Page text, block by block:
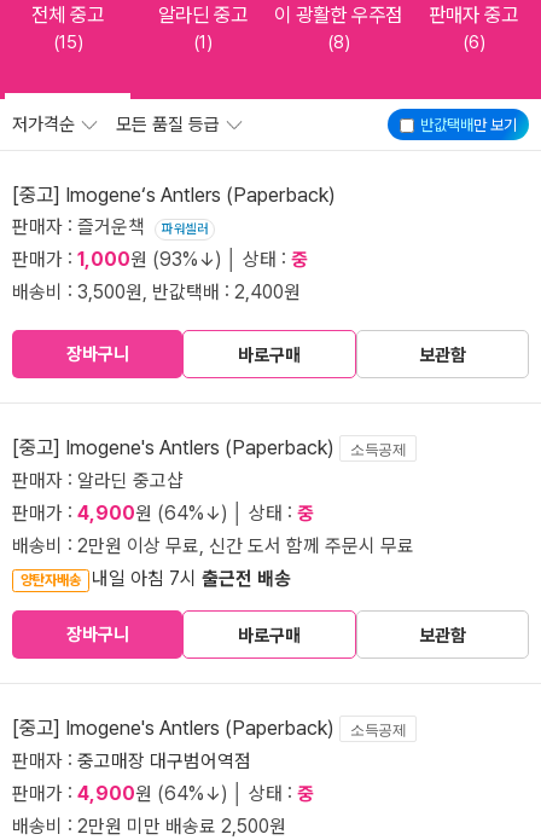
전체 중고
(15)
알라딘 중고
(1)
이 광활한 우주점
(8)
판매자 중고
(6)
반값택배만 보기
저가격순 모든 품질 등급
[중고] Imogene‘s Antlers (Paperback)
판매자 : 즐거운책 파워셀러
판매가 : 1,000원 (93%↓) │ 상태 : 중
배송비 : 3,500원, 반값택배 : 2,400원
장바구니 바로구매 보관함
[중고] Imogene's Antlers (Paperback) 소득공제
판매자 : 알라딘 중고샵
판매가 : 4,900원 (64%↓) │ 상태 : 중
배송비 : 2만원 이상 무료, 신간 도서 함께 주문시 무료
양탄자배송 내일 아침 7시 출근전 배송
장바구니 바로구매 보관함
[중고] Imogene's Antlers (Paperback) 소득공제
판매자 : 중고매장 대구범어역점
판매가 : 4,900원 (64%↓) │ 상태 : 중
배송비 : 2만원 미만 배송료 2,500원